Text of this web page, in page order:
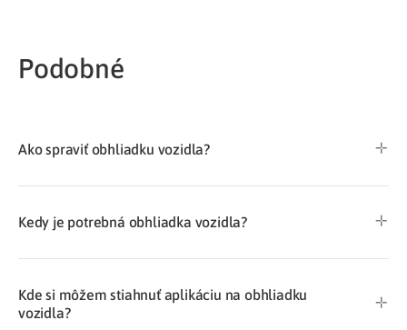
Podobné​
Ako spraviť obhliadku vozidla?
Kedy je potrebná obhliadka vozidla?
Kde si môžem stiahnuť aplikáciu na obhliadku
vozidla?